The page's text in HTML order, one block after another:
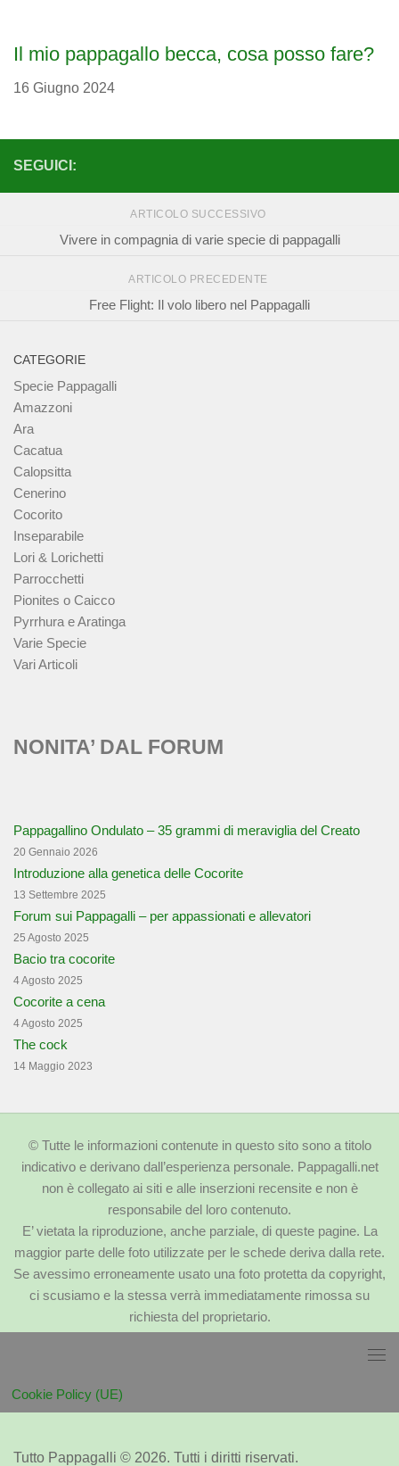
Il mio pappagallo becca, cosa posso fare?
16 Giugno 2024
SEGUICI:
ARTICOLO SUCCESSIVO
Vivere in compagnia di varie specie di pappagalli
ARTICOLO PRECEDENTE
Free Flight: Il volo libero nel Pappagalli
CATEGORIE
Specie Pappagalli
Amazzoni
Ara
Cacatua
Calopsitta
Cenerino
Cocorito
Inseparabile
Lori & Lorichetti
Parrocchetti
Pionites o Caicco
Pyrrhura e Aratinga
Varie Specie
Vari Articoli
NONITA’ DAL FORUM
Pappagallino Ondulato – 35 grammi di meraviglia del Creato
20 Gennaio 2026
Introduzione alla genetica delle Cocorite
13 Settembre 2025
Forum sui Pappagalli – per appassionati e allevatori
25 Agosto 2025
Bacio tra cocorite
4 Agosto 2025
Cocorite a cena
4 Agosto 2025
The cock
14 Maggio 2023
© Tutte le informazioni contenute in questo sito sono a titolo
indicativo e derivano dall’esperienza personale. Pappagalli.net
non è collegato ai siti e alle inserzioni recensite e non è
responsabile del loro contenuto.
E’ vietata la riproduzione, anche parziale, di queste pagine. La
maggior parte delle foto utilizzate per le schede deriva dalla rete.
Se avessimo erroneamente usato una foto protetta da copyright,
ci scusiamo e la stessa verrà immediatamente rimossa su
richiesta del proprietario.
Cookie Policy (UE)
Tutto Pappagalli © 2026. Tutti i diritti riservati.